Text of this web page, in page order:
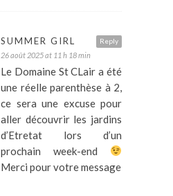
Reply
SUMMER GIRL
26 août 2025 at 11 h 18 min
Le Domaine St CLair a été
une réelle parenthèse à 2,
ce sera une excuse pour
aller découvrir les jardins
d’Etretat lors d’un
prochain week-end
Merci pour votre message